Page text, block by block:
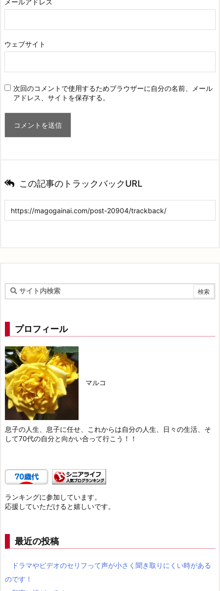
ウェブサイト
次回のコメントで使用するためブラウザーに自分の名前、メール
アドレス、サイトを保存する。
この記事のトラックバックURL
プロフィール
マルコ
息子の人生、息子に任せ、これからは自分の人生、日々の生活、そ
して70代の自分と向かい合って行こう！！
ランキングに参加しています。
応援していただけると嬉しいです。
最近の投稿
ドラマやビデオのセリフって声が小さく聞き取りにくい時がある
のです！